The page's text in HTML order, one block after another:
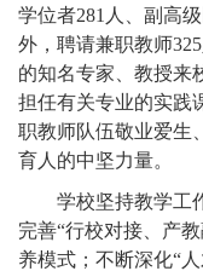
学位者281人、副高
外，聘请兼职教师
的知名专家、教授来
担任有关专业的实践
职教师队伍敬业爱生
育人的中坚力量。
学校坚持教学工作
完善“行校对接、产
养模式；不断深化“